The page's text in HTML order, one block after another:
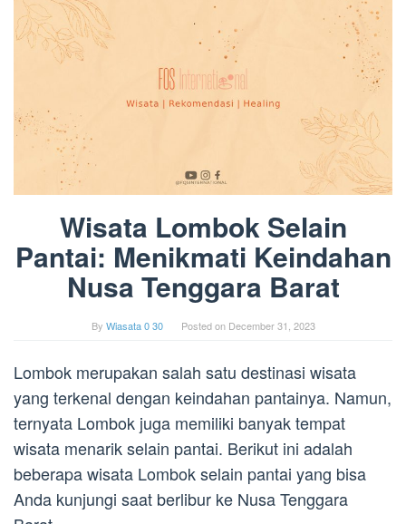
Wisata Lombok Selain
Pantai: Menikmati Keindahan
Nusa Tenggara Barat
By Wiasata 0 30 Posted on December 31, 2023
Lombok merupakan salah satu destinasi wisata
yang terkenal dengan keindahan pantainya. Namun,
ternyata Lombok juga memiliki banyak tempat
wisata menarik selain pantai. Berikut ini adalah
beberapa wisata Lombok selain pantai yang bisa
Anda kunjungi saat berlibur ke Nusa Tenggara